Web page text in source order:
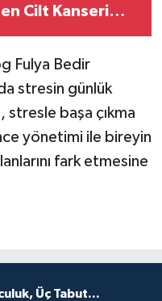
Cilt Kanseri
Fulya Bedir
stresin günlük
stresle başa çıkma
yönetimi ile bireyin
fark etmesine
Üç Tabut...